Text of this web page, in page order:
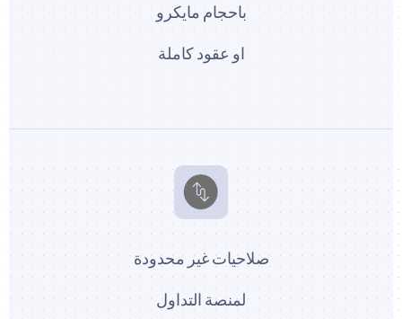
باحجام مايكرو
او عقود كاملة
صلاحيات غير محدودة
لمنصة التداول